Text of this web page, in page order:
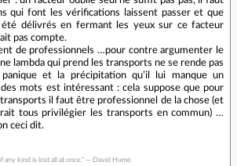
qui font les vérifications laissent passer et que
été délivrés en fermant les yeux sur ce facteur
pas compte.
de professionnels …pour contre argumenter le
lambda qui prend les transports ne se rende pas
et la précipitation qu’il lui manque un
des mots est intéressant : cela suppose que pour
il faut être professionnel de la chose (et
tous privilégier les transports en commun) …
ceci dit.
any kind is lost all at once.” ― David Hume